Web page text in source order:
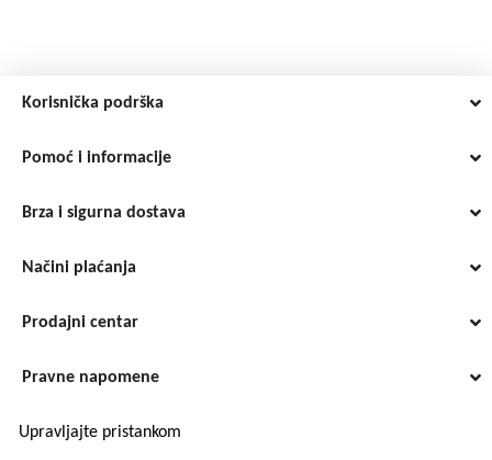
Korisnička podrška
Pomoć i informacije
Brza i sigurna dostava
Načini plaćanja
Prodajni centar
Pravne napomene
Upravljajte pristankom